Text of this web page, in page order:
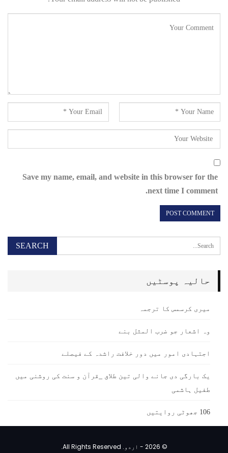
Save my name, email, and website in this browser for the
next time I comment.
حالیہ پوسٹیں
میری کرسمس کا ترجمہ
وہ اشعار جو ضرب المثل بنے
اجتہادی امور میں دور خلافت راشدہ کے فیصلے
یک بارگی دی جانے والی تین طلاق _قرآن و سنت کی روشنی میں
طفیل ہاشمی
106 جھوٹی روایتیں
© 2026 - اردو. All Rights Reserved.